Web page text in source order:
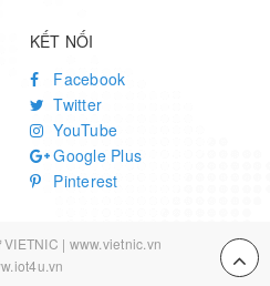
KẾT NỐI
Facebook
Twitter
YouTube
Google Plus
Pinterest
| www.vietnic.vn